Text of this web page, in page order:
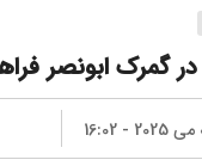
گمرک ابونصر